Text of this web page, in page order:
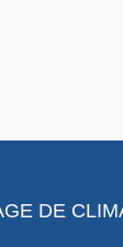
DE